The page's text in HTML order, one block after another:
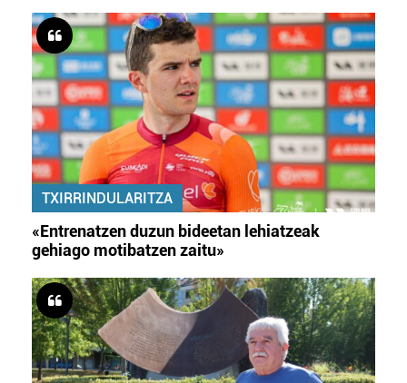
TXIRRINDULARITZA
«Entrenatzen duzun bideetan lehiatzeak
gehiago motibatzen zaitu»